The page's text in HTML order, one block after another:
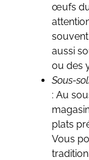
œufs
aussi
ou des
Sous-
: Au
plats
Vous